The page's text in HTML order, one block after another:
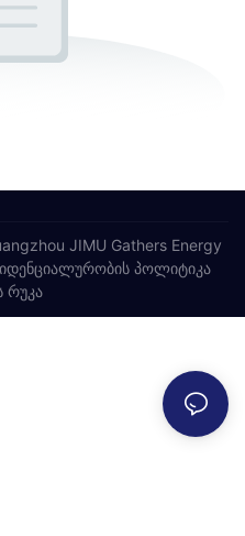
JIMU Gathers Energy
პოლიტიკა
რუკა